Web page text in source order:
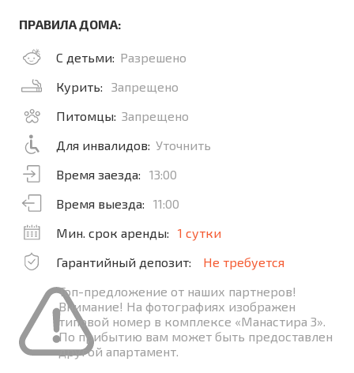
ПРАВИЛА ДОМА:
С детьми: Разрешено
Курить:
Запрещено
Питомцы: Запрещено
Для инвалидов: Уточнить
Время заезда:
13:00
Время выезда:
11:00
Мин. срок аренды:
1 сутки
Гарантийный депозит:
Не требуется
Топ-предложение от наших партнеров!
Внимание! На фотографиях изображен
типовой номер в комплексе «Манастира 3».
По прибытию вам может быть предоставлен
другой апартамент.